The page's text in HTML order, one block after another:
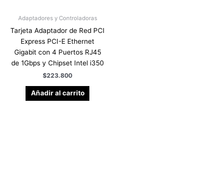
Adaptadores y Controladoras
Tarjeta Adaptador de Red PCI
Express PCI-E Ethernet
Gigabit con 4 Puertos RJ45
de 1Gbps y Chipset Intel i350
$223.800
Añadir al carrito